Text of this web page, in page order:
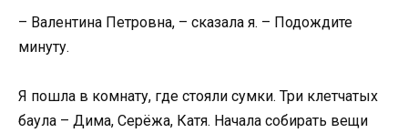
– Валентина Петровна, – сказала я. – Подождите
минуту.
Я пошла в комнату, где стояли сумки. Три клетчатых
баула – Дима, Серёжа, Катя. Начала собирать вещи